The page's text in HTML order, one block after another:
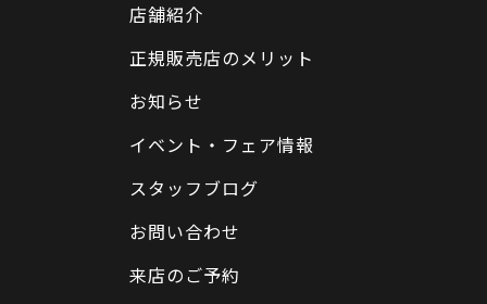
店舗紹介
正規販売店のメリット
お知らせ
イベント・フェア情報
スタッフブログ
お問い合わせ
来店のご予約